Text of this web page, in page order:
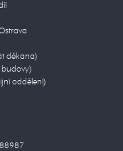
děkana)
oddělení)